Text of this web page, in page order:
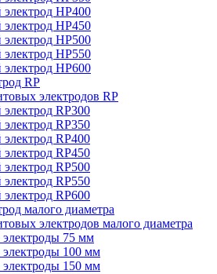
HP400
HP450
HP500
HP550
HP600
RP
электродов RP
RP300
RP350
RP400
RP450
RP500
RP550
RP600
малого диаметра
электродов малого диаметра
75 мм
100 мм
150 мм